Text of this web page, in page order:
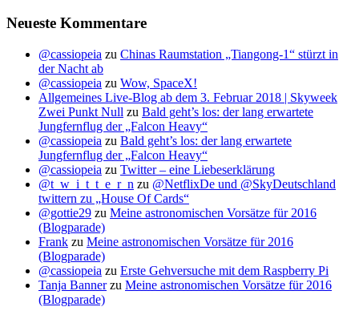
Neueste Kommentare
@cassiopeia zu Chinas Raumstation „Tiangong-1“ stürzt in
der Nacht ab
@cassiopeia zu Wow, SpaceX!
Allgemeines Live-Blog ab dem 3. Februar 2018 | Skyweek
Zwei Punkt Null zu Bald geht’s los: der lang erwartete
Jungfernflug der „Falcon Heavy“
@cassiopeia zu Bald geht’s los: der lang erwartete
Jungfernflug der „Falcon Heavy“
@cassiopeia zu Twitter – eine Liebeserklärung
@t_w_i_t_t_e_r_n zu @NetflixDe und @SkyDeutschland
twittern zu „House Of Cards“
@gottie29 zu Meine astronomischen Vorsätze für 2016
(Blogparade)
Frank zu Meine astronomischen Vorsätze für 2016
(Blogparade)
@cassiopeia zu Erste Gehversuche mit dem Raspberry Pi
Tanja Bannerzu Meine astronomischen Vorsätze für 2016
(Blogparade)